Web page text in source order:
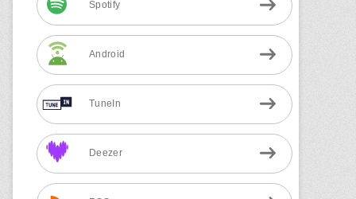
Spotify
Android
TuneIn
Deezer